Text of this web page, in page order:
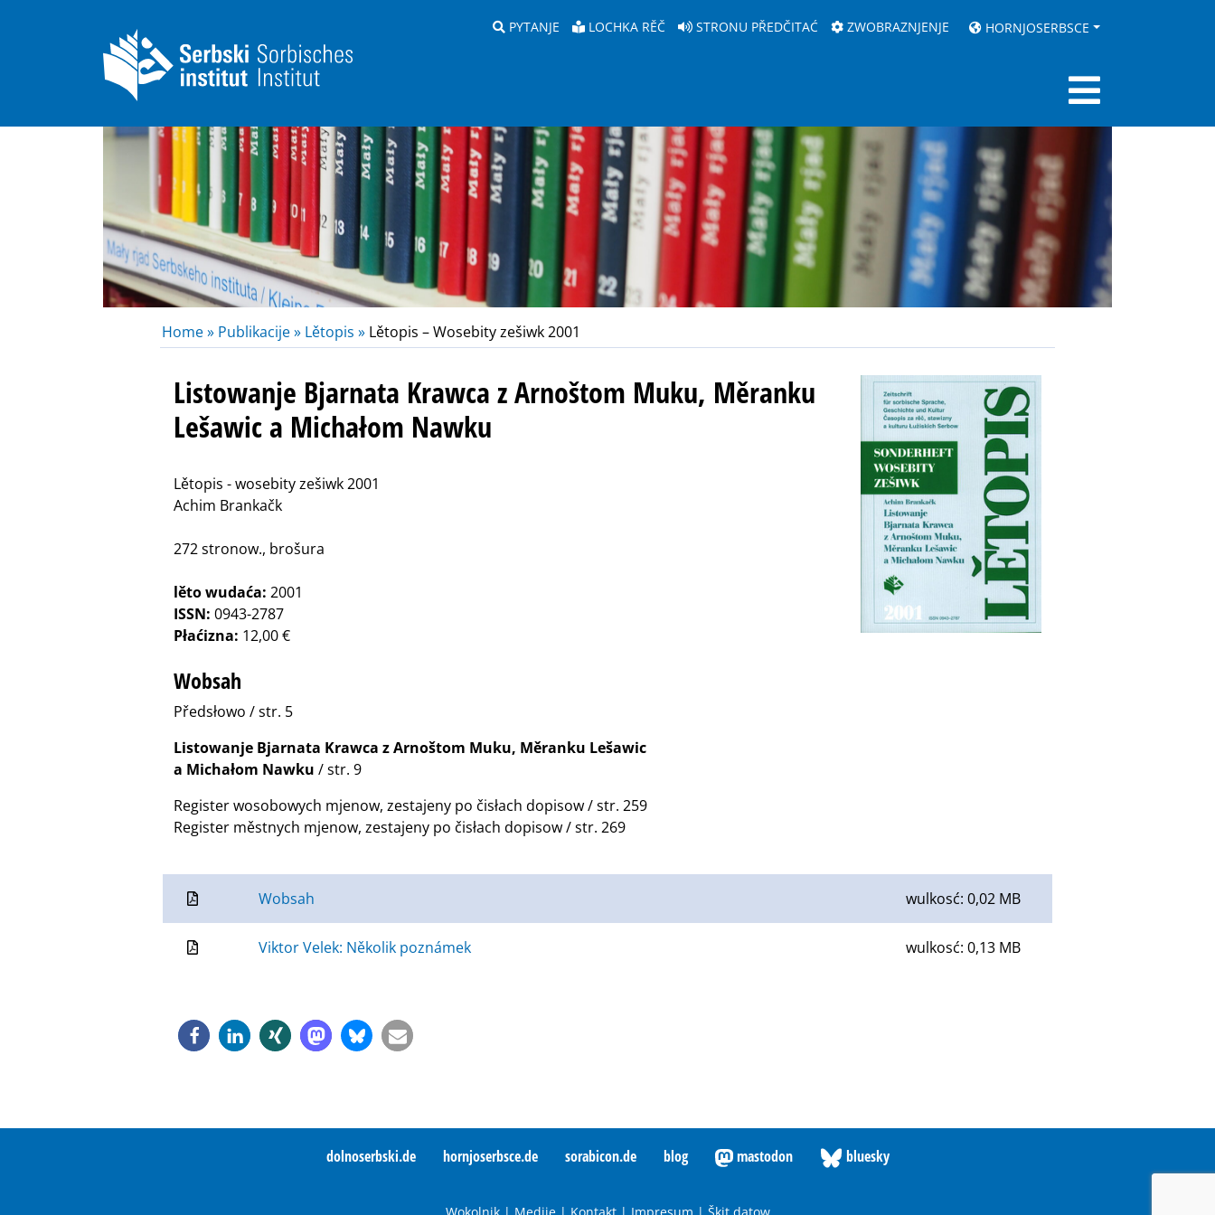
PYTANJE LOCHKA RĚČ STRONU PŘEDČITAĆ ZWOBRAZNJENJE HORNJOSERBSCE
Home » Publikacije » Lětopis » Lětopis – Wosebity zešiwk 2001
Listowanje Bjarnata Krawca z Arnoštom Muku, Měranku
Lešawic a Michałom Nawku
Lětopis - wosebity zešiwk 2001
Achim Brankačk
272 stronow., brošura
lěto wudaća: 2001
ISSN: 0943-2787
Płaćizna: 12,00 €
Wobsah
Předsłowo / str. 5
Listowanje Bjarnata Krawca z Arnoštom Muku, Měranku Lešawic
a Michałom Nawku / str. 9
Register wosobowych mjenow, zestajeny po čisłach dopisow / str. 259
Register městnych mjenow, zestajeny po čisłach dopisow / str. 269
Wobsah wulkosć: 0,02 MB
Viktor Velek: Několik poznámek wulkosć: 0,13 MB
dolnoserbski.de hornjoserbsce.de sorabicon.de blog mastodon bluesky